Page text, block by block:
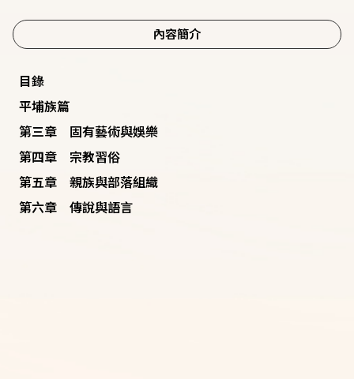
內容簡介
目錄
平埔族篇
第三章 固有藝術與娛樂
第四章 宗教習俗
第五章 親族與部落組織
第六章 傳說與語言